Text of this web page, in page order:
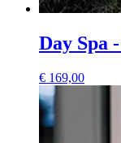
Day Spa
€ 169,00